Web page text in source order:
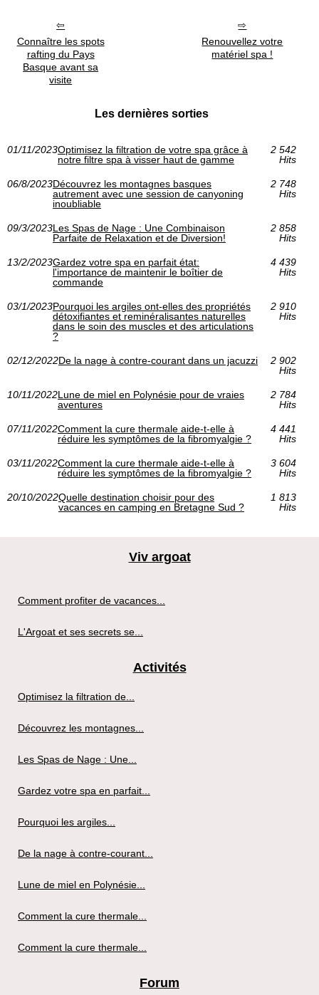
Connaître les spots
rafting du Pays
Basque avant sa
visite
Renouvellez votre
matériel spa !
Les dernières sorties
01/11/2023Optimisez la filtration de votre spa grâce à
notre filtre spa à visser haut de gamme
2 542
Hits
06/8/2023Découvrez les montagnes basques
autrement avec une session de canyoning
inoubliable
2 748
Hits
09/3/2023Les Spas de Nage : Une Combinaison
Parfaite de Relaxation et de Diversion!
2 858
Hits
13/2/2023Gardez votre spa en parfait état:
l'importance de maintenir le boîtier de
commande
4 439
Hits
03/1/2023Pourquoi les argiles ont-elles des propriétés
détoxifiantes et reminéralisantes naturelles
dans le soin des muscles et des articulations
?
2 910
Hits
02/12/2022De la nage à contre-courant dans un jacuzzi
2 902
Hits
10/11/2022Lune de miel en Polynésie pour de vraies
aventures
2 784
Hits
07/11/2022Comment la cure thermale aide-t-elle à
réduire les symptômes de la fibromyalgie ?
4 441
Hits
03/11/2022Comment la cure thermale aide-t-elle à
réduire les symptômes de la fibromyalgie ?
3 604
Hits
20/10/2022Quelle destination choisir pour des
vacances en camping en Bretagne Sud ?
1 813
Hits
Viv argoat
Comment profiter de vacances...
L'Argoat et ses secrets se...
Activités
Optimisez la filtration de...
Découvrez les montagnes...
Les Spas de Nage : Une...
Gardez votre spa en parfait...
Pourquoi les argiles...
De la nage à contre-courant...
Lune de miel en Polynésie...
Comment la cure thermale...
Comment la cure thermale...
Forum